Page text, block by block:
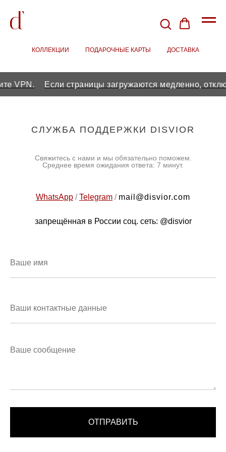
КОЛЛЕКЦИИ ПОДАРОЧНЫЕ КАРТЫ ДОСТАВКА
VPN. Если страницы загружаются медленно,
CЛУЖБА ПОДДЕРЖКИ DISVIOR
Свяжитесь с нами и мы обязательно поможем.
Среднее время ожидания ответа: 7 минут.
WhatsApp / Telegram / mail@disvior.com
запрещённая в России соц. сеть: @disvior
ОТПРАВИТЬ